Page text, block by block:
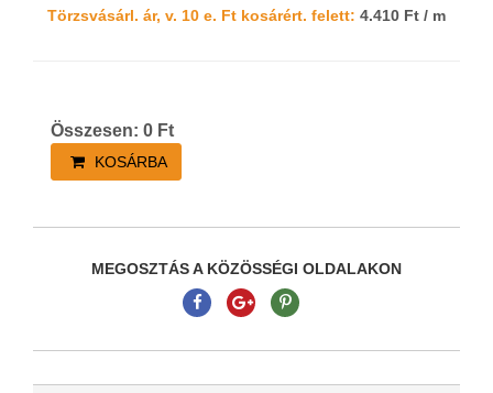
Törzsvásárl. ár, v. 10 e. Ft kosárért. felett: 4.410 Ft / m
Összesen: 0 Ft
KOSÁRBA
MEGOSZTÁS A KÖZÖSSÉGI OLDALAKON